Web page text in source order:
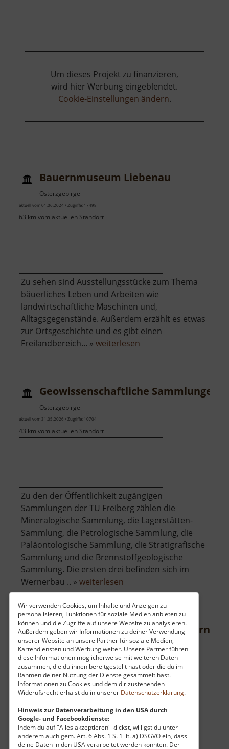
Wir verwenden Cookies, um Inhalte und Anzeigen zu
personalisieren, Funktionen für soziale Medien anbieten zu
können und die Zugriffe auf unsere Website zu analysieren.
Außerdem geben wir Informationen zu deiner Verwendung
unserer Website an unsere Partner für soziale Medien,
Kartendiensten und Werbung weiter. Unsere Partner führen
diese Informationen möglicherweise mit weiteren Daten
zusammen, die du ihnen bereitgestellt hast oder die du im
Rahmen deiner Nutzung der Dienste gesammelt hast.
Informationen zu Cookies und dem dir zustehenden
Widerufsrecht erhälst du in unserer Datenschutzerklärung.
Hinweis zur Datenverarbeitung in den USA durch
Google- und Facebookdienste:
Indem du auf "Alles akzeptieren" klickst, willigst du unter
anderem auch gem. Art. 6 Abs. 1 S. 1 lit. a) DSGVO ein, dass
deine Daten in den USA verarbeitet werden könnten. Der
Um dieses Projekt zu finanzieren,
wird hier Werbung eingeblendet.
Cookie-Einstellungen ändern.
Bauernmuseum Liebenau
Osterzgebirge
aktuell vom 01.06.2024 / Zugriffe: 17498
63 km vom aktuellen Standort
Zu sehen sind Ausstellungsstücke zum Thema
bäuerliches Leben und Arbeiten wie
landwirtschaftliche Maschinen und,
Alltagsgegenstände. Außerdem erzählt es etwas
zur Ortsgeschichte und es gibt einen
Freilandbereich... » weiterlesen
Geowissenschaftliche Sammlungen
Osterzgebirge
aktuell vom 31.05.2026 / Zugriffe: 10704
43 km vom aktuellen Standort
Zu den der Öffentlichkeit zugängigen
Sammlungen der TU Freiberg zählen die
Mineralogische Sammlung, die Lagerstätten-
Sammlung, die Petrologische Sammlung, die
Paläontologische Sammlung, die Stratigrafische
Sammlung und die Brennstoffgeologische
Sammlung. Die ersten drei befinden sich im
Wernerbau .. » weiterlesen
Geowissenschaftliche
Sammlungen
Besucherbergwerk Zinnkammern
Mittleres Erzgebirge
aktuell vom 07.06.2026 / Zugriffe: 30505
17 km vom aktuellen Standort
Zeugnis des jüngeren Bergbaus im Erzgebirge
liefern die Zinnkammern in Pöhla. Nach dem